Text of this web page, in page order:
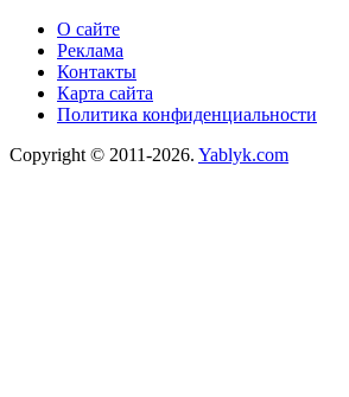
О сайте
Реклама
Контакты
Карта сайта
Политика конфиденциальности
Copyright © 2011-2026. Yablyk.сom